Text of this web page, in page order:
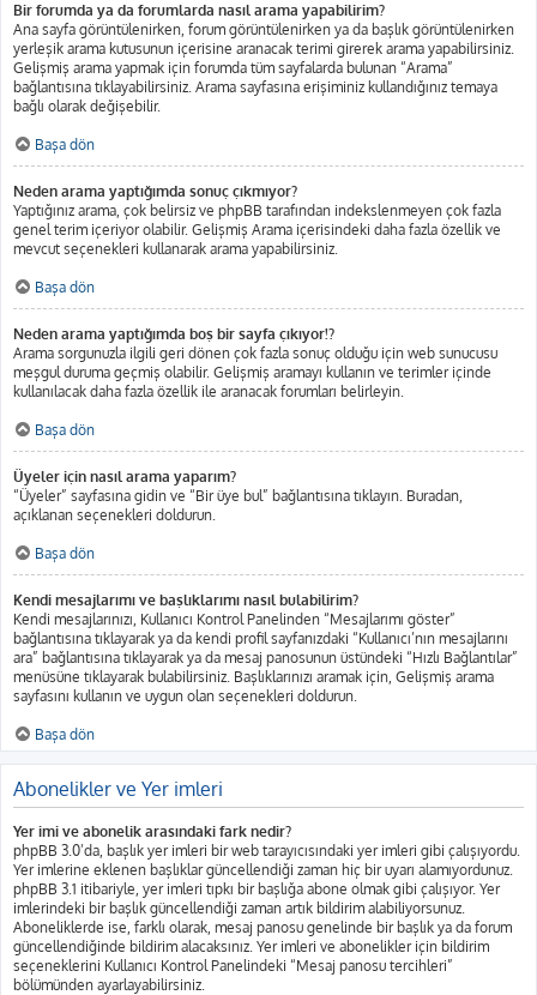
Bir forumda ya da forumlarda nasıl arama yapabilirim?
Ana sayfa görüntülenirken, forum görüntülenirken ya da başlık görüntülenirken
yerleşik arama kutusunun içerisine aranacak terimi girerek arama yapabilirsiniz.
Gelişmiş arama yapmak için forumda tüm sayfalarda bulunan “Arama”
bağlantısına tıklayabilirsiniz. Arama sayfasına erişiminiz kullandığınız temaya
bağlı olarak değişebilir.
Başa dön
Neden arama yaptığımda sonuç çıkmıyor?
Yaptığınız arama, çok belirsiz ve phpBB tarafından indekslenmeyen çok fazla
genel terim içeriyor olabilir. Gelişmiş Arama içerisindeki daha fazla özellik ve
mevcut seçenekleri kullanarak arama yapabilirsiniz.
Başa dön
Neden arama yaptığımda boş bir sayfa çıkıyor!?
Arama sorgunuzla ilgili geri dönen çok fazla sonuç olduğu için web sunucusu
meşgul duruma geçmiş olabilir. Gelişmiş aramayı kullanın ve terimler içinde
kullanılacak daha fazla özellik ile aranacak forumları belirleyin.
Başa dön
Üyeler için nasıl arama yaparım?
“Üyeler” sayfasına gidin ve “Bir üye bul” bağlantısına tıklayın. Buradan,
açıklanan seçenekleri doldurun.
Başa dön
Kendi mesajlarımı ve başlıklarımı nasıl bulabilirim?
Kendi mesajlarınızı, Kullanıcı Kontrol Panelinden “Mesajlarımı göster”
bağlantısına tıklayarak ya da kendi profil sayfanızdaki “Kullanıcı’nın mesajlarını
ara” bağlantısına tıklayarak ya da mesaj panosunun üstündeki “Hızlı Bağlantılar”
menüsüne tıklayarak bulabilirsiniz. Başlıklarınızı aramak için, Gelişmiş arama
sayfasını kullanın ve uygun olan seçenekleri doldurun.
Başa dön
Abonelikler ve Yer imleri
Yer imi ve abonelik arasındaki fark nedir?
phpBB 3.0’da, başlık yer imleri bir web tarayıcısındaki yer imleri gibi çalışıyordu.
Yer imlerine eklenen başlıklar güncellendiği zaman hiç bir uyarı alamıyordunuz.
phpBB 3.1 itibariyle, yer imleri tıpkı bir başlığa abone olmak gibi çalışıyor. Yer
imlerindeki bir başlık güncellendiği zaman artık bildirim alabiliyorsunuz.
Aboneliklerde ise, farklı olarak, mesaj panosu genelinde bir başlık ya da forum
güncellendiğinde bildirim alacaksınız. Yer imleri ve abonelikler için bildirim
seçeneklerini Kullanıcı Kontrol Panelindeki “Mesaj panosu tercihleri”
bölümünden ayarlayabilirsiniz.